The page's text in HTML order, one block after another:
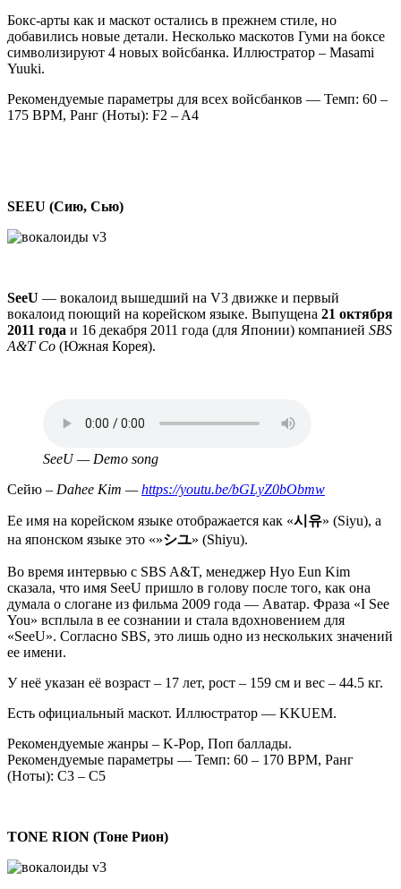
Бокс-арты как и маскот остались в прежнем стиле, но
добавились новые детали. Несколько маскотов Гуми на боксе
символизируют 4 новых войсбанка. Иллюстратор – Masami
Yuuki.
Рекомендуемые параметры для всех войсбанков — Темп: 60 –
175 BPM, Ранг (Ноты): F2 – A4
SEEU (Сию, Сью)
SeeU — вокалоид вышедший на V3 движке и первый
вокалоид поющий на корейском языке. Выпущена 21 октября
2011 года и 16 декабря 2011 года (для Японии) компанией SBS
A&T Co (Южная Корея).
файл
SeeU — Demo song
Сейю – Dahee Kim —https://youtu.be/bGLyZ0bObmw
Ее имя на корейском языке отображается как «시유» (Siyu), а
на японском языке это «»シユ» (Shiyu).
Во время интервью с SBS A&T, менеджер Hyo Eun Kim
сказала, что имя SeeU пришло в голову после того, как она
думала о слогане из фильма 2009 года — Аватар. Фраза «I See
You» всплыла в ее сознании и стала вдохновением для
«SeeU». Согласно SBS, это лишь одно из нескольких значений
ее имени.
У неё указан её возраст – 17 лет, рост – 159 см и вес – 44.5 кг.
Есть официальный маскот. Иллюстратор — KKUEM.
Рекомендуемые жанры – K-Pop, Поп баллады.
Рекомендуемые параметры — Темп: 60 – 170 BPM, Ранг
(Ноты): C3 – C5
TONE RION (Тоне Рион)